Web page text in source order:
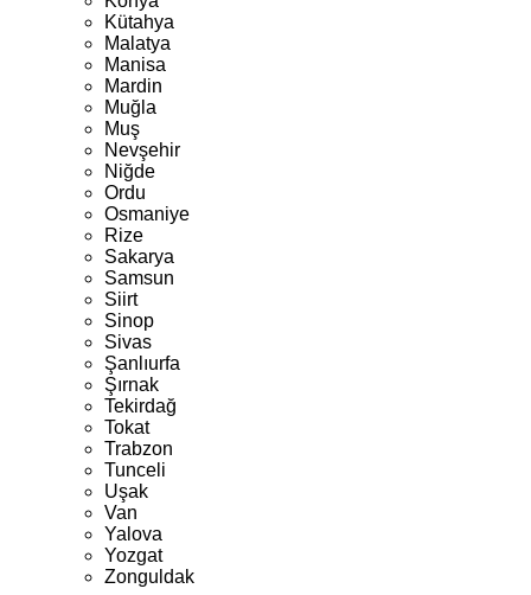
Kütahya
Malatya
Manisa
Mardin
Muğla
Muş
Nevşehir
Niğde
Ordu
Osmaniye
Rize
Sakarya
Samsun
Siirt
Sinop
Sivas
Şanlıurfa
Şırnak
Tekirdağ
Tokat
Trabzon
Tunceli
Uşak
Van
Yalova
Yozgat
Zonguldak